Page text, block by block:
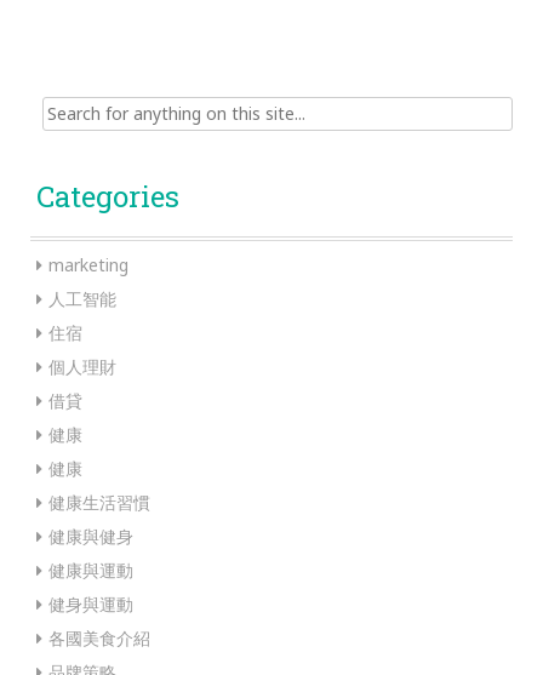
Search
for:
Categories
marketing
人工智能
住宿
個人理財
借貸
健康
健康
健康生活習慣
健康與健身
健康與運動
健身與運動
各國美食介紹